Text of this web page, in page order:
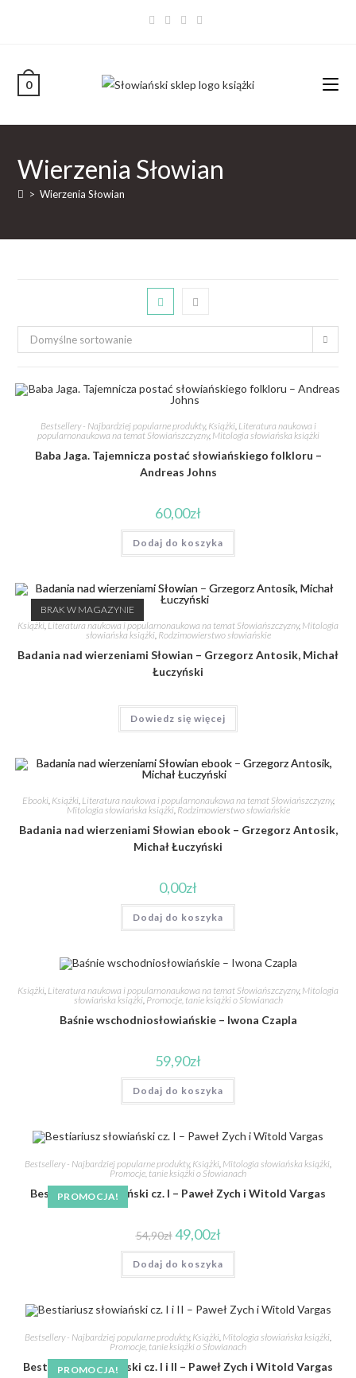
0
Wierzenia Słowian
> Wierzenia Słowian
Domyślne sortowanie
Bestsellery - Najbardziej popularne produkty, Książki, Literatura naukowa i
popularnonaukowa na temat Słowiańszczyzny, Mitologia słowiańska książki
Baba Jaga. Tajemnicza postać słowiańskiego folkloru –
Andreas Johns
60,00zł
Dodaj do koszyka
BRAK W MAGAZYNIE
Książki,Literatura naukowa i popularnonaukowa na temat Słowiańszczyzny, Mitologia
słowiańska książki, Rodzimowierstwo słowiańskie
Badania nad wierzeniami Słowian – Grzegorz Antosik, Michał
Łuczyński
Dowiedz się więcej
Ebooki, Książki, Literatura naukowa i popularnonaukowa na temat Słowiańszczyzny,
Mitologia słowiańska książki, Rodzimowierstwo słowiańskie
Badania nad wierzeniami Słowian ebook – Grzegorz Antosik,
Michał Łuczyński
0,00zł
Dodaj do koszyka
Książki Literatura naukowa i popularnonaukowa na temat Słowiańszczyzny, Mitologia
słowiańska książki, Promocje, tanie książki o Słowianach
Baśnie wschodniosłowiańskie – Iwona Czapla
59,90zł
Dodaj do koszyka
PROMOCJA!
Bestsellery - Najbardziej popularne produkty, Książki Mitologia słowiańska książki
Promocje, tanie książki o Słowianach
Bestiariusz słowiański cz. I – Paweł Zych i Witold Vargas
54,90zł 49,00zł
Dodaj do koszyka
PROMOCJA!
Bestsellery - Najbardziej popularne produkty, Książki Mitologia słowiańska książki
Promocje, tanie książki o Słowianach
Bestiariusz słowiański cz. I i II – Paweł Zych i Witold Vargas